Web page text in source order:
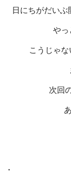
日にちがだいぶ
やっ
こうじゃ
次回
・